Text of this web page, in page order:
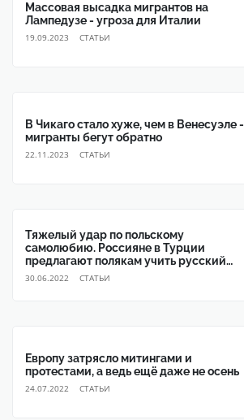
Массовая высадка мигрантов на
Лампедузе - угроза для Италии
19.09.2023 CТАТЬИ
В Чикаго стало хуже, чем в Венесуэле -
мигранты бегут обратно
22.11.2023 CТАТЬИ
Тяжелый удар по польскому
самолюбию. Россияне в Турции
предлагают полякам учить русский
язык
30.06.2022 CТАТЬИ
Европу затрясло митингами и
протестами, а ведь ещё даже не осень
24.07.2022 CТАТЬИ